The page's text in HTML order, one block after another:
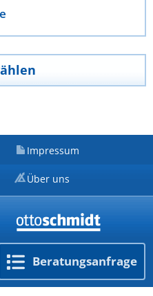
Beratungs­anfrage
Impressum
Über uns